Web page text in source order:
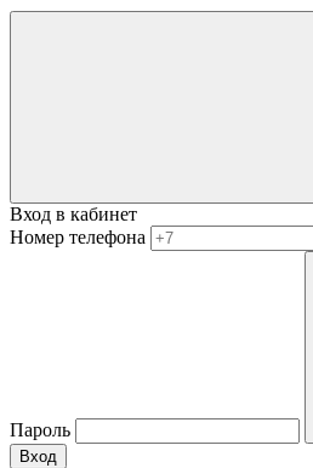
Вход в кабинет
Номер телефона
Пароль
Вход